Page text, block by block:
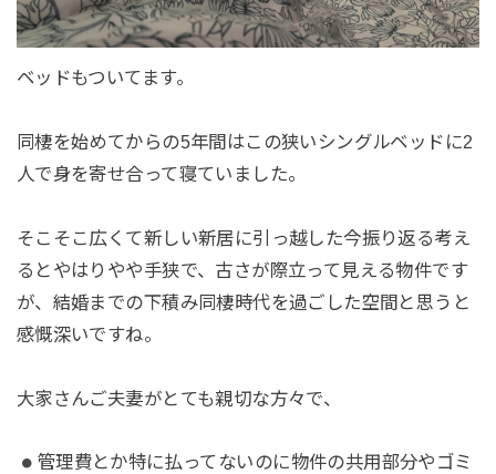
ベッドもついてます。
同棲を始めてからの5年間はこの狭いシングルベッドに2
人で身を寄せ合って寝ていました。
そこそこ広くて新しい新居に引っ越した今振り返る考え
るとやはりやや手狭で、古さが際立って見える物件です
が、結婚までの下積み同棲時代を過ごした空間と思うと
感慨深いですね。
大家さんご夫妻がとても親切な方々で、
管理費とか特に払ってないのに物件の共用部分やゴミ